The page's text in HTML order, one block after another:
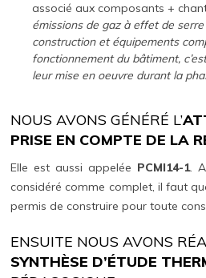
associé aux composants +
émissions de gaz à effet de
construction et équipements
fonctionnement du bâtiment,
leur mise en oeuvre durant la
NOUS AVONS GÉNÉRÉ L’
PRISE EN COMPTE DE LA
Elle est aussi appelée PCMI14-1.
considéré comme complet, il faut
permis de construire pour toute
ENSUITE NOUS AVONS
SYNTHÈSE D’ÉTUDE